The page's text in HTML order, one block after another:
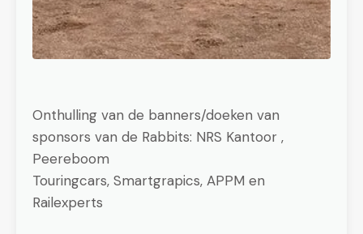
Onthulling van de banners/doeken van
sponsors van de Rabbits: NRS Kantoor ,
Peereboom
Touringcars, Smartgrapics, APPM en
Railexperts